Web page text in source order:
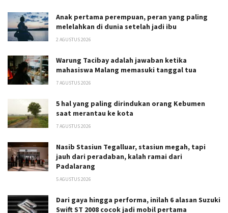
Anak pertama perempuan, peran yang paling
melelahkan di dunia setelah jadi ibu
2 AGUSTUS 2026
Warung Tacibay adalah jawaban ketika
mahasiswa Malang memasuki tanggal tua
7 AGUSTUS 2026
5 hal yang paling dirindukan orang Kebumen
saat merantau ke kota
7 AGUSTUS 2026
Nasib Stasiun Tegalluar, stasiun megah, tapi
jauh dari peradaban, kalah ramai dari
Padalarang
5 AGUSTUS 2026
Dari gaya hingga performa, inilah 6 alasan Suzuki
Swift ST 2008 cocok jadi mobil pertama